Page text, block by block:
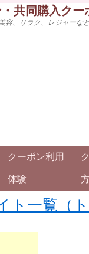
共同購入ク
容、リラク、レジャー
クーポン利用
体験
ト一覧（